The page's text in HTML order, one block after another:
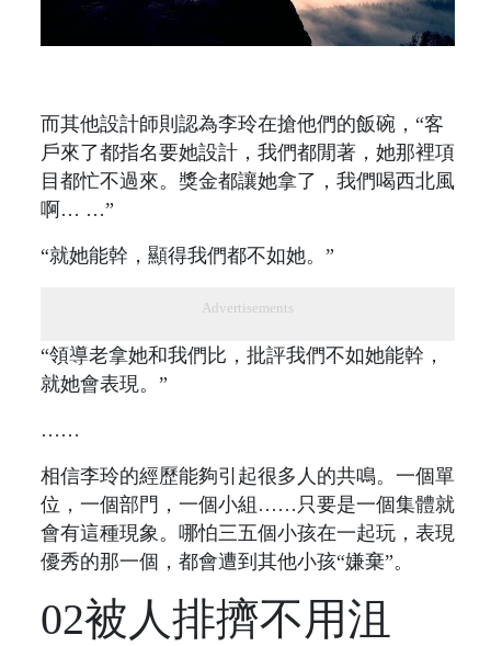
而其他設計師則認為李玲在搶他們的飯碗，“客
戶來了都指名要她設計，我們都閒著，她那裡項
目都忙不過來。獎金都讓她拿了，我們喝西北風
啊… …”
“就她能幹，顯得我們都不如她。”
Advertisements
“領導老拿她和我們比，批評我們不如她能幹，
就她會表現。”
……
相信李玲的經歷能夠引起很多人的共鳴。一個單
位，一個部門，一個小組……只要是一個集體就
會有這種現象。哪怕三五個小孩在一起玩，表現
優秀的那一個，都會遭到其他小孩“嫌棄”。
02被人排擠不用沮